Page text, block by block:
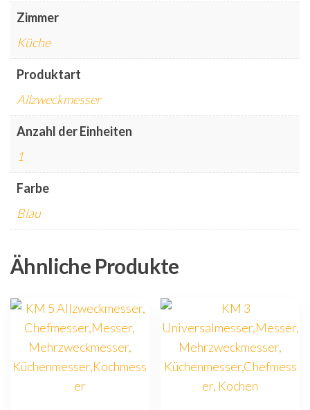
Zimmer
Küche
Produktart
Allzweckmesser
Anzahl der Einheiten
1
Farbe
Blau
Ähnliche Produkte